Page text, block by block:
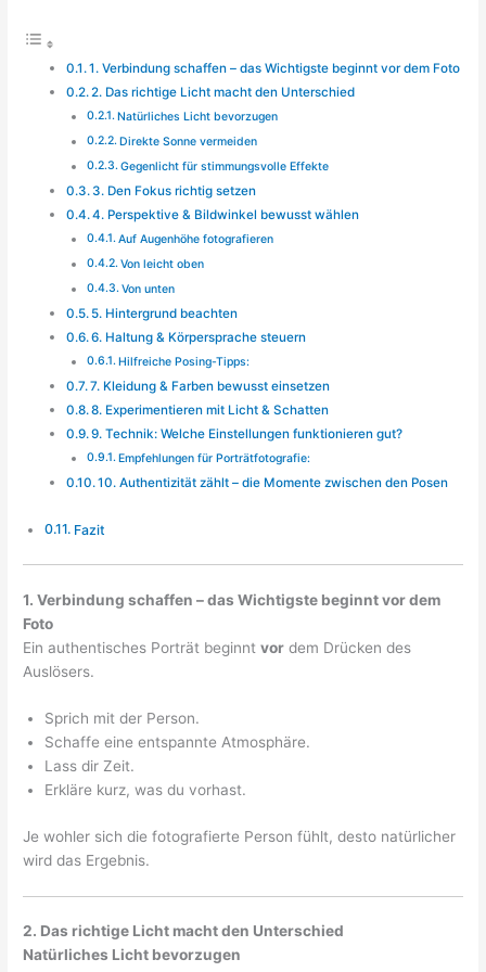
1. Verbindung schaffen – das Wichtigste beginnt vor dem Foto
2. Das richtige Licht macht den Unterschied
Natürliches Licht bevorzugen
Direkte Sonne vermeiden
Gegenlicht für stimmungsvolle Effekte
3. Den Fokus richtig setzen
4. Perspektive & Bildwinkel bewusst wählen
Auf Augenhöhe fotografieren
Von leicht oben
Von unten
5. Hintergrund beachten
6. Haltung & Körpersprache steuern
Hilfreiche Posing-Tipps:
7. Kleidung & Farben bewusst einsetzen
8. Experimentieren mit Licht & Schatten
9. Technik: Welche Einstellungen funktionieren gut?
Empfehlungen für Porträtfotografie:
10. Authentizität zählt – die Momente zwischen den Posen
Fazit
1. Verbindung schaffen – das Wichtigste beginnt vor dem
Foto
Ein authentisches Porträt beginntvor dem Drücken des
Auslösers.
Sprich mit der Person.
Schaffe eine entspannte Atmosphäre.
Lass dir Zeit.
Erkläre kurz, was du vorhast.
Je wohler sich die fotografierte Person fühlt, desto natürlicher
wird das Ergebnis.
2. Das richtige Licht macht den Unterschied
Natürliches Licht bevorzugen